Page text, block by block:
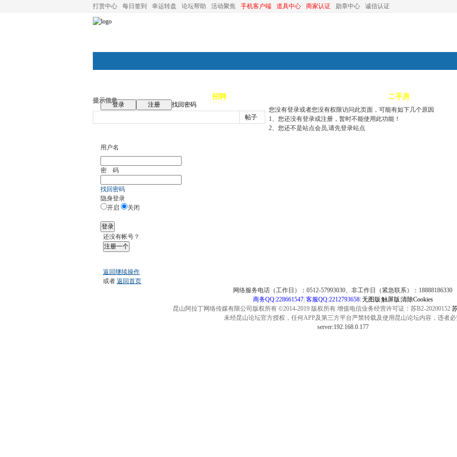
打赏中心 每日签到 幸运转盘 论坛帮助 活动聚焦 手机客户端 道具中心 商家认证 勋章中心 诚信认证
论坛首页 招聘 二手房
登录 注册
找回密码
帖子
提示信息
您没有登录或者您没有权限访问此页面，可能有如下几个原因
1、您还没有登录或注册，暂时不能使用此功能！
2、您还不是站点会员,请先登录站点
用户名
密 码
找回密码
隐身登录
开启
关闭
登录
还没有帐号？
注册一个
返回继续操作
或者 返回首页
网络服务电话（工作日）：0512-57993030、非工作日（紧急联系）：18888186330
商务QQ:228661547| 客服QQ:2212793658| 无图版 触屏版 清除Cookies
昆山阿拉丁网络传媒有限公司版权所有 ©2014-2019 版权所有 增值电信业务经营许可证：苏B2-20200152
未经昆山论坛官方授权，任何APP及第三方平台严禁转载及使用昆山论坛内容，违者必
server:192.168.0.177